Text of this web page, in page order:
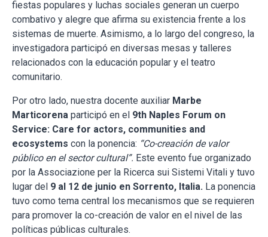
fiestas populares y luchas sociales generan un cuerpo
combativo y alegre que afirma su existencia frente a los
sistemas de muerte. Asimismo, a lo largo del congreso, la
investigadora participó en diversas mesas y talleres
relacionados con la educación popular y el teatro
comunitario.
Por otro lado, nuestra docente auxiliar Marbe
Marticorena participó en el 9th Naples Forum on
Service: Care for actors, communities and
ecosystems con la ponencia: “Co-creación de valor
público en el sector cultural”. Este evento fue organizado
por la Associazione per la Ricerca sui Sistemi Vitali y tuvo
lugar del 9 al 12 de junio en Sorrento, Italia. La ponencia
tuvo como tema central los mecanismos que se requieren
para promover la co-creación de valor en el nivel de las
políticas públicas culturales.